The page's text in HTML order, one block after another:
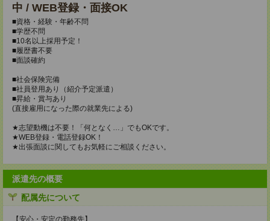
中 / WEB登録・面接OK
■資格・経験・年齢不問
■学歴不問
■10名以上採用予定！
■履歴書不要
■面談確約
■社会保険完備
■社員登用あり（紹介予定派遣）
■昇給・賞与あり
(直接雇用になった際の就業先による)
★志望動機は不要！「何となく…」でもOKです。
★WEB登録・電話登録OK！
★出張面談に関してもお気軽にご相談ください。
派遣先の概要
配属先について
【安心・安定の勤務先】